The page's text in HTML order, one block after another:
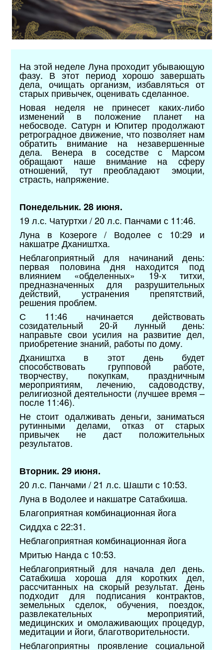
На этой неделе Луна проходит убывающую
фазу. В этот период хорошо завершать
дела, очищать организм, избавляться от
старых привычек, оценивать сделанное.
Новая неделя не принесет каких-либо
изменений в положение планет на
небосводе. Сатурн и Юпитер продолжают
ретроградное движение, что позволяет нам
обратить внимание на незавершенные
дела. Венера в соседстве с Марсом
обращают наше внимание на сферу
отношений, тут преобладают эмоции,
страсть, напряжение.
Понедельник. 28 июня.
19 л.с. Чатуртхи / 20 л.с. Панчами с 11:46.
Луна в Козероге / Водолее с 10:29 и
накшатре Дхаништха.
Неблагоприятный для начинаний день:
первая половина дня находится под
влиянием «обделенных» 19-х титхи,
предназначенных для разрушительных
действий, устранения препятствий,
решения проблем.
С 11:46 начинается действовать
созидательный 20-й лунный день:
направьте свои усилия на развитие дел,
приобретение знаний, работы по дому.
Дхаништха в этот день будет
способствовать групповой работе,
творчеству, покупкам, праздничным
мероприятиям, лечению, садоводству,
религиозной деятельности (лучшее время –
после 11:46).
Не стоит одалживать деньги, заниматься
рутинными делами, отказ от старых
привычек не даст положительных
результатов.
Вторник. 29 июня.
20 л.с. Панчами / 21 л.с. Шашти с 10:53.
Луна в Водолее и накшатре Сатабхиша.
Благоприятная комбинационная йога
Сиддха с 22:31.
Неблагоприятная комбинационная йога
Мритью Нанда с 10:53.
Неблагоприятный для начала дел день.
Сатабхиша хороша для коротких дел,
рассчитанных на скорый результат. День
подходит для подписания контрактов,
земельных сделок, обучения, поездок,
развлекательных мероприятий,
медицинских и омолаживающих процедур,
медитации и йоги, благотворительности.
Неблагоприятны проявление социальной